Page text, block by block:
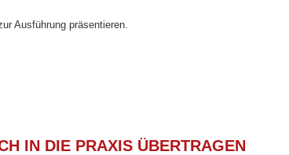
Ausführung präsentieren.
IN DIE PRAXIS ÜBERTRAGEN